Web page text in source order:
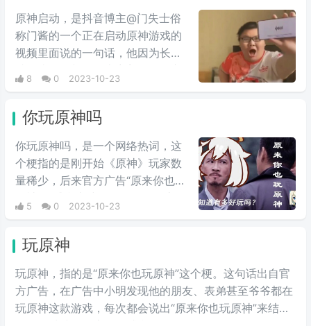
原神启动，是抖音博主@门失士俗
称门酱的一个正在启动原神游戏的
视频里面说的一句话，他因为长相
就是比较胖并且身上穿着二次元衣
服，他的长相很符合原神黑心目中
发是油腻的，可乐是爱喝的，而门
酱更是教科书式的长相，再加上他
如同假面骑士变身前唱名一样， 浓
度直接拉满。后被制作成表情包，
广为流传。
8 0 2023-10-23
你玩原神吗
你玩原神吗，是一个网络热词，这
个梗指的是刚开始《原神》玩家数
量稀少，后来官方广告“原来你也玩
人杠着杠着就开始问你玩原神吗，
5 0 2023-10-23
玩原神
玩原神，指的是“原来你也玩原神”这个梗。这句话出自官
方广告，在广告中小明发现他的朋友、表弟甚至爷爷都在
玩原神这款游戏，每次都会说出“原来你也玩原神”来结